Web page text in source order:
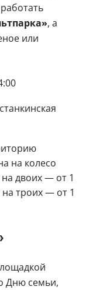
, а
или
на колесо
двоих — от 1
троих — от 1
Дню семьи,